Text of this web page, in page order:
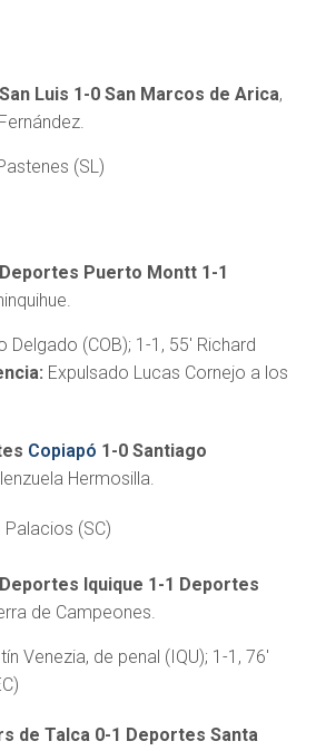
San Luis 1-0 San Marcos de Arica,
(SL)
Deportes Puerto Montt 1-1
Delgado (COB); 1-1, 55′ Richard
Expulsado Lucas Cornejo a los
Copiapó 1-0 Santiago
Hermosilla.
Palacios (SC)
Deportes Iquique 1-1 Deportes
de Campeones.
Venezia, de penal (IQU); 1-1, 76′
de Talca 0-1 Deportes Santa